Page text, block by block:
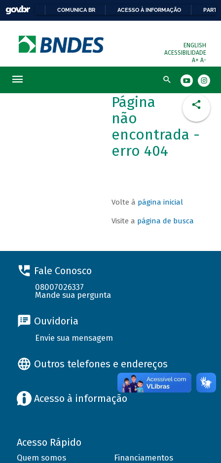
COMUNICA BR ACESSO À INFORMAÇÃO
ENGLISH
ACESSIBILIDADE
A+ A-
Busca
Página
não
encontrada -
erro 404
Volte à página inicial
Visite a página de busca
Fale Conosco
08007026337
Mande sua pergunta
Ouvidoria
Envie sua mensagem
Outros telefones e endereços
Acesso à informação
Acesso Rápido
Quem somos
Financiamentos